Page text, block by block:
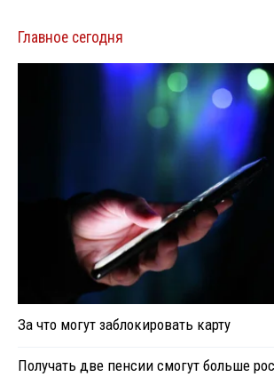
Главное сегодня
За что могут заблокировать карту
Получать две пенсии смогут больше